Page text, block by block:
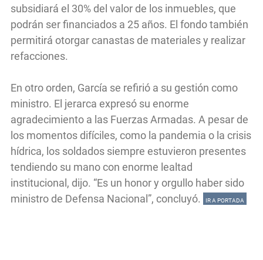
subsidiará el 30% del valor de los inmuebles, que
podrán ser financiados a 25 años. El fondo también
permitirá otorgar canastas de materiales y realizar
refacciones.
En otro orden, García se refirió a su gestión como
ministro. El jerarca expresó su enorme
agradecimiento a las Fuerzas Armadas. A pesar de
los momentos difíciles, como la pandemia o la crisis
hídrica, los soldados siempre estuvieron presentes
tendiendo su mano con enorme lealtad
institucional, dijo. “Es un honor y orgullo haber sido
ministro de Defensa Nacional”, concluyó.
IR A PORTADA